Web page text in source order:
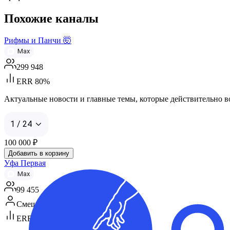
Похожие каналы
Рифмы и Панчи 🤯
Max
299 948
ERR 80%
Актуальные новости и главные темы, которые
1 / 24
100 000 ₽
Добавить в корзину
Уфа Первая
Max
99 455
Смешанная аудитория
ERR 46%